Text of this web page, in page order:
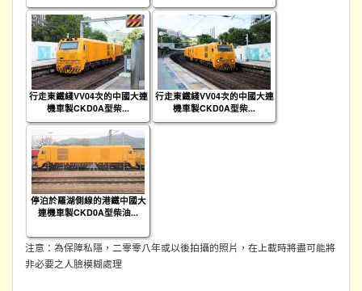
行走東鐵綫VV04次的中國大連
機車製CKD0A型柴...
行走東鐵綫VV04次的中國大連
機車製CKD0A型柴...
停泊於羅湖側線的港鐵中國大
連機車製CKD0A型柴油...
注意：為保障私隱，二零零八年或以後拍攝的照片，在上載時將盡可能將
非必要之人臉模糊處理